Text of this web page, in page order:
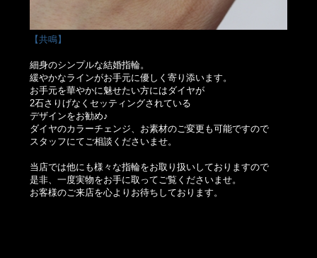
【共鳴】
細身のシンプルな結婚指輪。
緩やかなラインがお手元に優しく寄り添います。
お手元を華やかに魅せたい方にはダイヤが
2石さりげなくセッティングされている
デザインをお勧め♪
ダイヤのカラーチェンジ、お素材のご変更も可能ですので
スタッフにてご相談くださいませ。
当店では他にも様々な指輪をお取り扱いしておりますので
是非、一度実物をお手に取ってご覧くださいませ。
お客様のご来店を心よりお待ちしております。